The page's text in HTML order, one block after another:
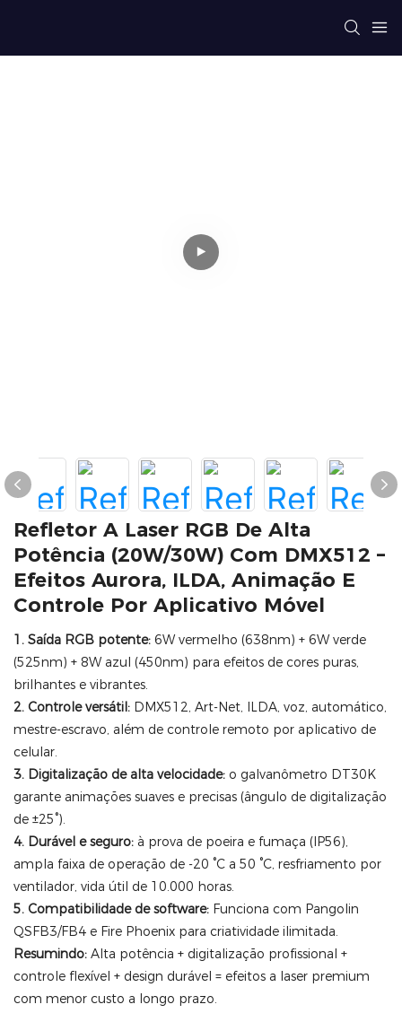
Refletor A Laser RGB De Alta
Potência (20W/30W) Com DMX512 –
Efeitos Aurora, ILDA, Animação E
Controle Por Aplicativo Móvel
1. Saída RGB potente: 6W vermelho (638nm) + 6W verde
(525nm) + 8W azul (450nm) para efeitos de cores puras,
brilhantes e vibrantes.
2. Controle versátil: DMX512, Art-Net, ILDA, voz, automático,
mestre-escravo, além de controle remoto por aplicativo de
celular.
3. Digitalização de alta velocidade: o galvanômetro DT30K
garante animações suaves e precisas (ângulo de digitalização
de ±25°).
4. Durável e seguro: à prova de poeira e fumaça (IP56),
ampla faixa de operação de -20 °C a 50 °C, resfriamento por
ventilador, vida útil de 10.000 horas.
5. Compatibilidade de software: Funciona com Pangolin
QSFB3/FB4 e Fire Phoenix para criatividade ilimitada.
Resumindo: Alta potência + digitalização profissional +
controle flexível + design durável = efeitos a laser premium
com menor custo a longo prazo.